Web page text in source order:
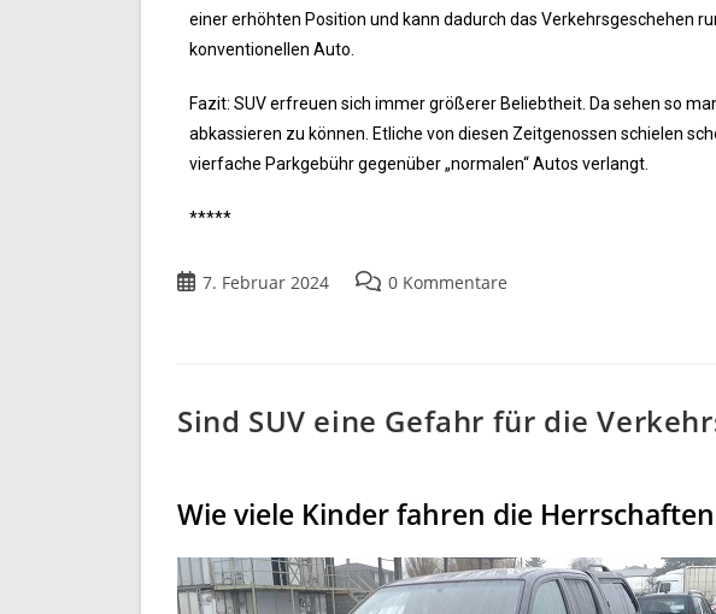
einer erhöhten Position und kann dadurch das Verkehrsgeschehen
konventionellen Auto.
Fazit: SUV erfreuen sich immer größerer Beliebtheit. Da sehen so
abkassieren zu können. Etliche von diesen Zeitgenossen schielen
vierfache Parkgebühr gegenüber „normalen“ Autos verlangt.
*****
7. Februar 2024 0 Kommentare
Sind SUV eine Gefahr für die
Wie viele Kinder fahren die